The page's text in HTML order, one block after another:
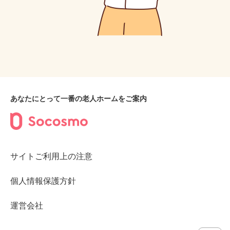
あなたにとって一番の老人ホームをご案内
サイトご利用上の注意
個人情報保護方針
運営会社